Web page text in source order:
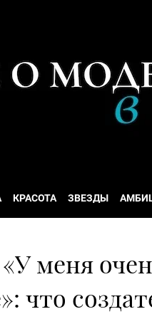
КРАСОТА ЗВЕЗДЫ
меня
что